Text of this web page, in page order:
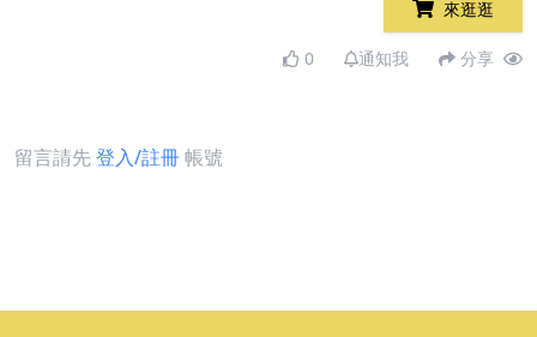
來逛逛
0 通知我 分享
留言請先登入/註冊帳號